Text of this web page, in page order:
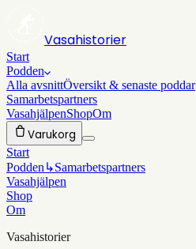
Vasahistorier
Start
Podden
Alla avsnittÖversikt & senaste poddar
Samarbetspartners
VasahjälpenShopOm
Varukorg
Start
Podden ↳Samarbetspartners
Vasahjälpen
Shop
Om
Vasahistorier